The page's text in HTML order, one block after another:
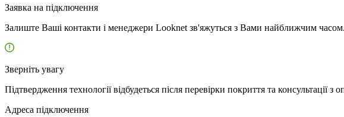
Заявка на підключення
Залиште Ваші контакти і менеджери Looknet зв'яжуться з Вами найближчим часом.
Зверніть увагу
Підтвердження технології відбудеться після перевірки покриття та консультації з
Адресa підключення